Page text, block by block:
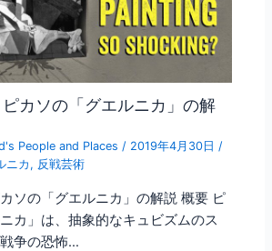
カソの「グエルニカ」の解
People and Places / 2019年4月30日/
ニカ , 反戦芸術
ソの「グエルニカ」の解説 概要 ピ
カ」は、抽象的なキュビズムのス
争の恐怖…